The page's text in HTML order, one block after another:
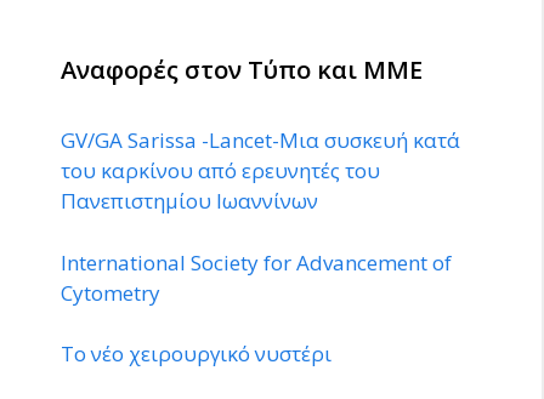
Αναφορές στον Τύπο και ΜΜΕ
GV/GA Sarissa -Lancet-Μια συσκευή κατά
του καρκίνου από ερευνητές του
Πανεπιστημίου Ιωαννίνων
International Society for Advancement of
Cytometry
Το νέο χειρουργικό νυστέρι